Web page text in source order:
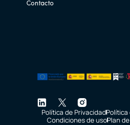
Contacto
Política de PrivacidadPolítica
Condiciones de usoPlan